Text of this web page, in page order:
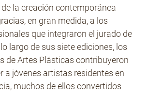
de la creación contemporánea
en gran medida, a los
que integraron el jurado de
largo de sus siete ediciones, los
de Artes Plásticas contribuyeron
a jóvenes artistas residentes en
muchos de ellos convertidos